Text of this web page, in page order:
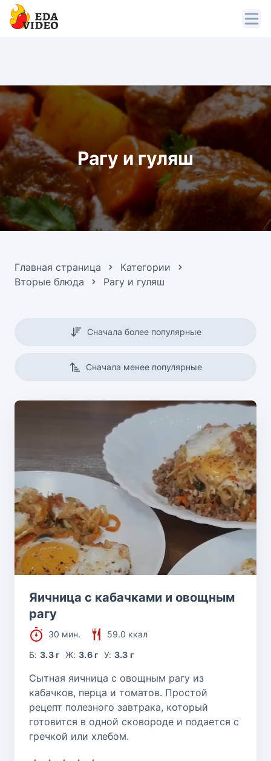
Рагу и гуляш
Главная страница
Категории
Вторые блюда
Рагу и гуляш
Сначала более популярные
Сначала менее популярные
Яичница с кабачками и овощным
рагу
30 мин.
59.0 ккал
Б:3.3 г Ж: 3.6 г У: 3.3 г
Сытная яичница с овощным рагу из
кабачков, перца и томатов. Простой
рецепт полезного завтрака, который
готовится в одной сковороде и подается с
гречкой или хлебом.